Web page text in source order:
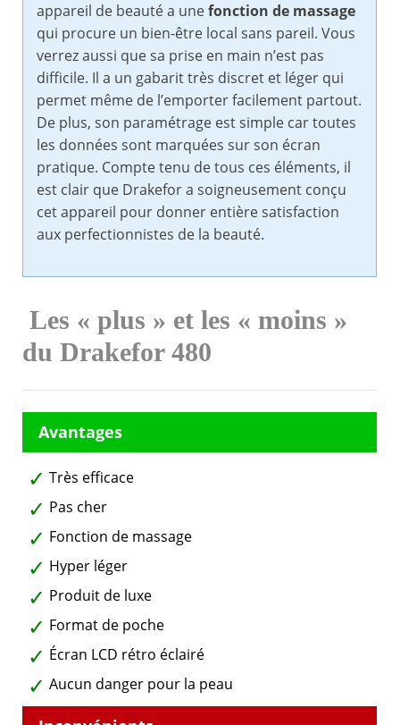
appareil de beauté a unefonction de massage
qui procure un bien-être local sans pareil. Vous
verrez aussi que sa prise en main n’est pas
difficile. Il a un gabarit très discret et léger qui
permet même de l’emporter facilement partout.
De plus, son paramétrage est simple car toutes
les données sont marquées sur son écran
pratique. Compte tenu de tous ces éléments, il
est clair que Drakefor a soigneusement conçu
cet appareil pour donner entière satisfaction
aux perfectionnistes de la beauté.
Les « plus » et les « moins »
du Drakefor 480
Très efficace
Pas cher
Fonction de massage
Hyper léger
Produit de luxe
Format de poche
Écran LCD rétro éclairé
Aucun danger pour la peau